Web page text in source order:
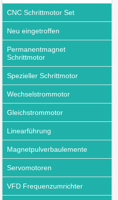
CNC Schrittmotor Set
Neu eingetroffen
Permanentmagnet
Schrittmotor
Spezieller Schrittmotor
Wechselstrommotor
Gleichstrommotor
Linearführung
Magnetpulverbaulemente
Servomotoren
VFD Frequenzumrichter